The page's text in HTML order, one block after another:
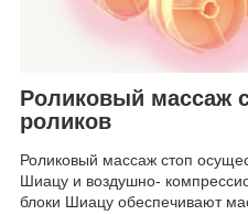
Роликовый массаж
роликов
Роликовый массаж стоп
Шиацу и воздушно-
блоки Шиацу обеспечивают